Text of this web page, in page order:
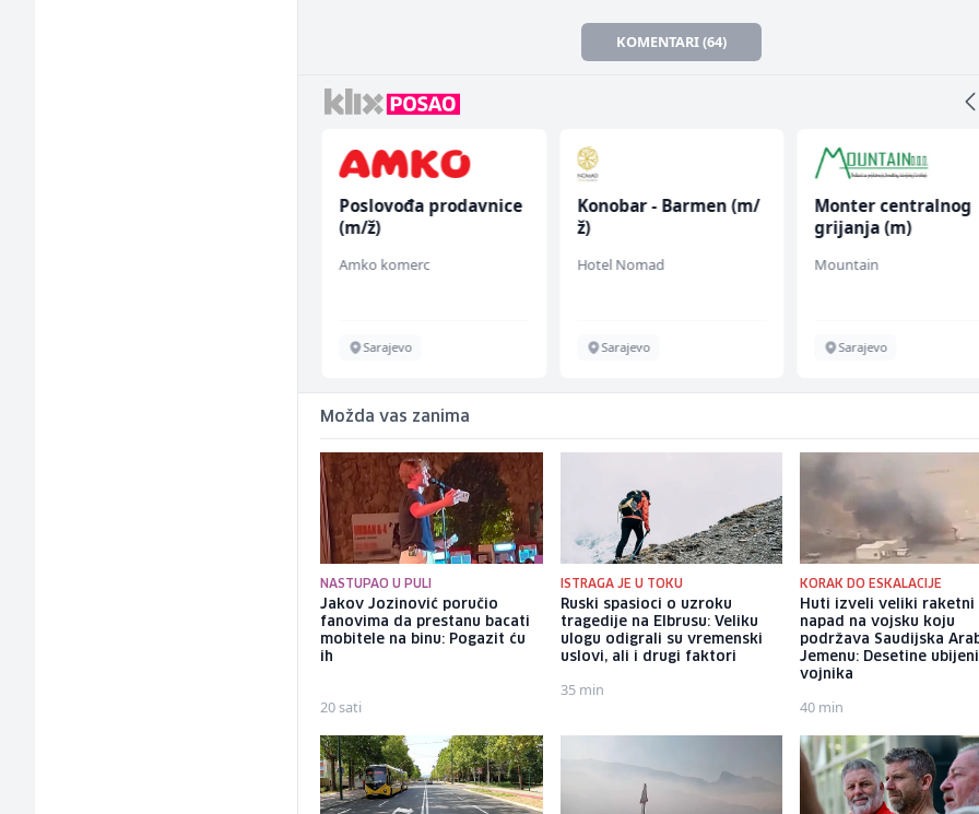
KOMENTARI (64)
Poslovođa prodavnice
(m/ž)
Amko komerc
Sarajevo
Konobar - Barmen (m/
ž)
Hotel Nomad
Sarajevo
Monter centralnog
grijanja (m)
Mountain
Sarajevo
Možda vas zanima
NASTUPAO U PULI
Jakov Jozinović poručio
fanovima da prestanu bacati
mobitele na binu: Pogazit ću
ih
20 sati
ISTRAGA JE U TOKU
Ruski spasioci o uzroku
tragedije na Elbrusu: Veliku
ulogu odigrali su vremenski
uslovi, ali i drugi faktori
35 min
KORAK DO ESKALACIJE
Huti izveli veliki raketni
napad na vojsku koju
podržava Saudijska
Jemenu: Desetine
vojnika
40 min